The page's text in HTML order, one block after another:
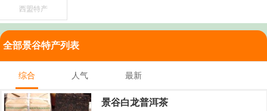
西盟特产
全部景谷特产列表
综合 人气 最新
景谷白龙普洱茶